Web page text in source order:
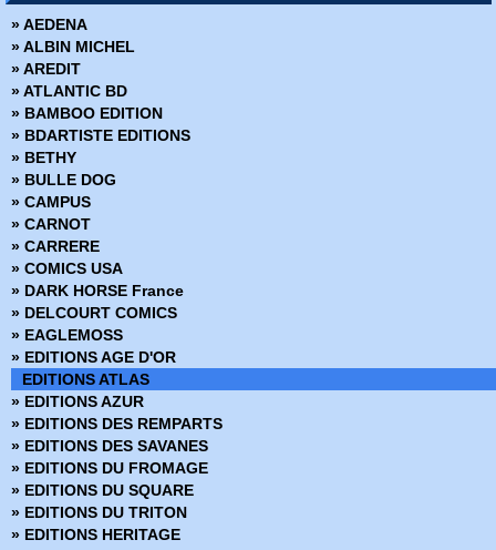
› Star Wars - 45
› Star Wars - 46
› Star Wars - 47
› Star Wars - 48
› Star Wars - 49
› Star Wars - 50
› Star Wars - 51
› Star Wars - 52
› Star Wars - 53
› Star Wars - 54
› Star Wars - 55
› Star Wars - 56
› Star Wars - 57
› Star Wars - 58
› Star Wars - 59
› Star Wars - 60
› Star Wars - 61
› Star Wars - 62
› Star Wars - 63
› Star Wars - 64
› Star Wars - 65
› Star Wars - 66
› Star Wars - 67
› Star Wars - 68
› Star Wars - 69
» AEDENA
» ALBIN MICHEL
» AREDIT
» ATLANTIC BD
» BAMBOO EDITION
» BDARTISTE EDITIONS
» BETHY
» BULLE DOG
» CAMPUS
» CARNOT
» CARRERE
» COMICS USA
» DARK HORSE France
» DELCOURT COMICS
» EAGLEMOSS
» EDITIONS AGE D'OR
EDITIONS ATLAS
» EDITIONS AZUR
» EDITIONS DES REMPARTS
» EDITIONS DES SAVANES
» EDITIONS DU FROMAGE
» EDITIONS DU SQUARE
» EDITIONS DU TRITON
» EDITIONS HERITAGE